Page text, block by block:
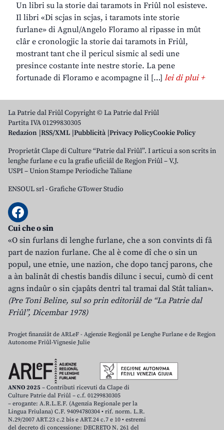
Un libri su la storie dai taramots in Friûl nol esisteve.
Il libri «Di scjas in scjas, i taramots inte storie
furlane» di Agnul/Angelo Floramo al ripasse in mût
clâr e cronologjic la storie dai taramots in Friûl,
mostrant tant che il pericul sismic al sedi une
presince costante inte nestre storie. La pene
fortunade di Floramo e acompagne il […] lei di plui +
La Patrie dal Friûl Copyright © La Patrie dal Friûl
Partita IVA 01299830305
Redazion RSS/XML Pubblicità Privacy PolicyCookie Policy
Proprietât Clape di Culture “Patrie dal Friûl”. I articui a son scrits in
lenghe furlane e cu la grafie uficiâl de Regjon Friûl – V.J.
USPI – Union Stampe Periodiche Taliane
ENSOUL srl-Grafiche GTower Studio
Cui che o sin
«O sin furlans di lenghe furlane, che a son convints di fâ
part de nazion furlane. Che al è come dî che o sin un
popul, une etnie, une nazion, che dopo tancj parons, che
a àn balinât di chestis bandis dilunc i secui, cumò di cent
agns indaûr o sin cjapâts dentri tal tramai dal Stât talian».
(Pre Toni Beline, sul so prin editoriâl de “La Patrie dal
Friûl”, Dicembar 1978)
Progjet finanziât de ARLeF - Agjenzie Regjonâl pe Lenghe Furlane e de Regjon
Autonome Friûl-Vignesie Julie
ANNO 2025 – Contributi ricevuti da Clape di
Culture Patrie dal Friûl – c.f. 01299830305
– erogante: A.R.L.E.F. (Agenzia Regionale per la
Lingua Friulana) C.F. 94094780304 • rif. norm. L.R.
N.29/2007 ART.23 c.2 bis e ART.24 c.7 e 10 • estremi
del decreto di concessione: DECRETO N. 261 del